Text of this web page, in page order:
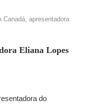
Canadá, apresentadora
Eliana Lopes
do